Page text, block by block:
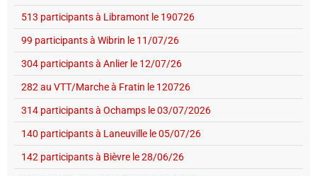
513 participants à Libramont le 190726
99 participants à Wibrin le 11/07/26
304 participants à Anlier le 12/07/26
282 au VTT/Marche à Fratin le 120726
314 participants à Ochamps le 03/07/2026
140 participants à Laneuville le 05/07/26
142 participants à Bièvre le 28/06/26